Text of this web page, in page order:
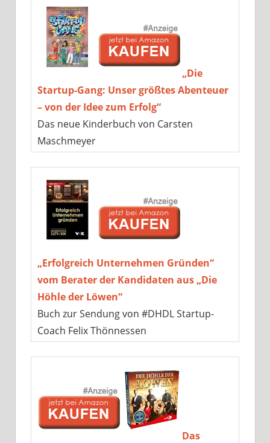
„Die
Startup-Gang: Unser größtes Abenteuer
– von der Idee zum Erfolg“
Das neue Kinderbuch von Carsten
Maschmeyer
„Erfolgreich Unternehmen Gründen“
vom Berater der Kandidaten aus „Die
Höhle der Löwen“
Buch zur Sendung von #DHDL Startup-
Coach Felix Thönnessen
Das